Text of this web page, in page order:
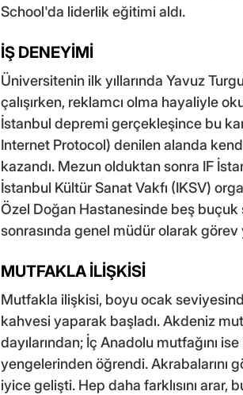
School'da liderlik eğitimi aldı.
İŞ DENEYİMİ
Üniversitenin ilk yıllarında Yavuz
çalışırken, reklamcı olma hayaliyle
İstanbul depremi gerçekleşince bu
Internet Protocol) denilen alanda
kazandı. Mezun olduktan sonra IF
İstanbul Kültür Sanat Vakfı (IKSV)
Özel Doğan Hastanesinde beş
sonrasında genel müdür olarak görev
MUTFAKLA İLİŞKİSİ
Mutfakla ilişkisi, boyu ocak
kahvesi yaparak başladı. Akdeniz
dayılarından; İç Anadolu mutfağını
yengelerinden öğrendi. Akrabalarını
iyice gelişti. Hep daha farklısını